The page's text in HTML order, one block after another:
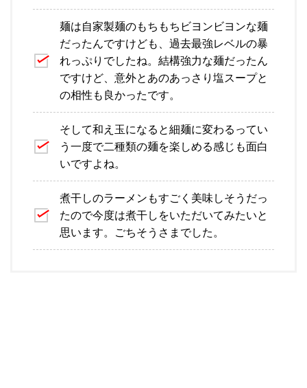
麺は自家製麺のもちもちビヨンビヨンな麺
だったんですけども、過去最強レベルの暴
れっぷりでしたね。結構強力な麺だったん
ですけど、意外とあのあっさり塩スープと
の相性も良かったです。
そして和え玉になると細麺に変わるってい
う一度で二種類の麺を楽しめる感じも面白
いですよね。
煮干しのラーメンもすごく美味しそうだっ
たので今度は煮干しをいただいてみたいと
思います。ごちそうさまでした。